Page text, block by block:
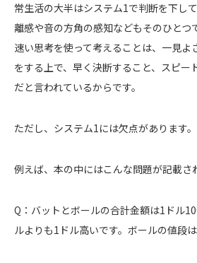
常生活の大半はシステム1で判断を下し
離感や音の方角の感知などもそのひとつ
速い思考を使って考えることは、一見よ
をする上で、早く決断すること、スピー
だと言われているからです。
ただし、システム1には欠点があります。
例えば、本の中にはこんな問題が記載さ
Q：バットとボールの合計金額は1ドル
ルよりも1ドル高いです。ボールの値段